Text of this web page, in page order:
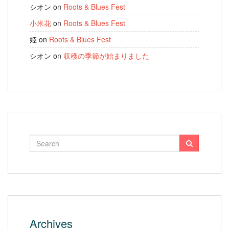
シオン on Roots & Blues Fest
小米花 on Roots & Blues Fest
姫 on Roots & Blues Fest
シオン on 収穫の季節が始まりました
Archives